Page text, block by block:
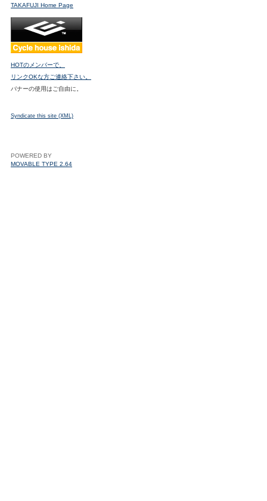
TAKAFUJI Home Page
HOTのメンバーで、
リンクOKな方ご連絡下さい。
バナーの使用はご自由に。
Syndicate this site (XML)
POWERED BY
MOVABLE TYPE 2.64